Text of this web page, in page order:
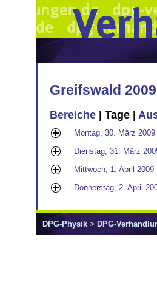
Greifswald 2009
Bereiche | Tage |
Montag, 30. März 2009
Dienstag, 31. März
Mittwoch, 1. April 2009
Donnerstag, 2. April
DPG-Physik > DPG-